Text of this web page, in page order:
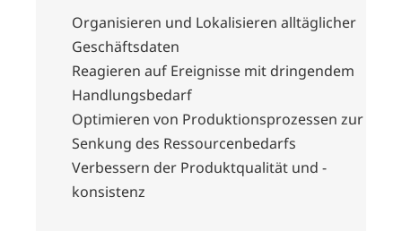
Organisieren und Lokalisieren alltäglicher
Geschäftsdaten
Reagieren auf Ereignisse mit dringendem
Handlungsbedarf
Optimieren von Produktionsprozessen zur
Senkung des Ressourcenbedarfs
Verbessern der Produktqualität und -
konsistenz